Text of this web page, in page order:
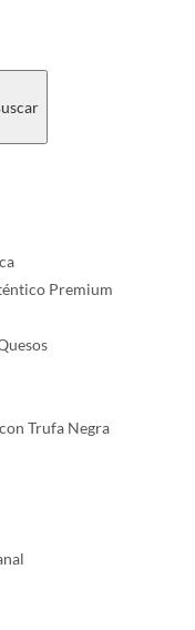
Premium
Trufa Negra